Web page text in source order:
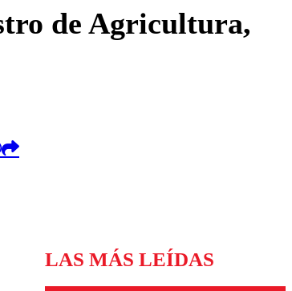
de Agricultura,
LAS MÁS LEÍDAS